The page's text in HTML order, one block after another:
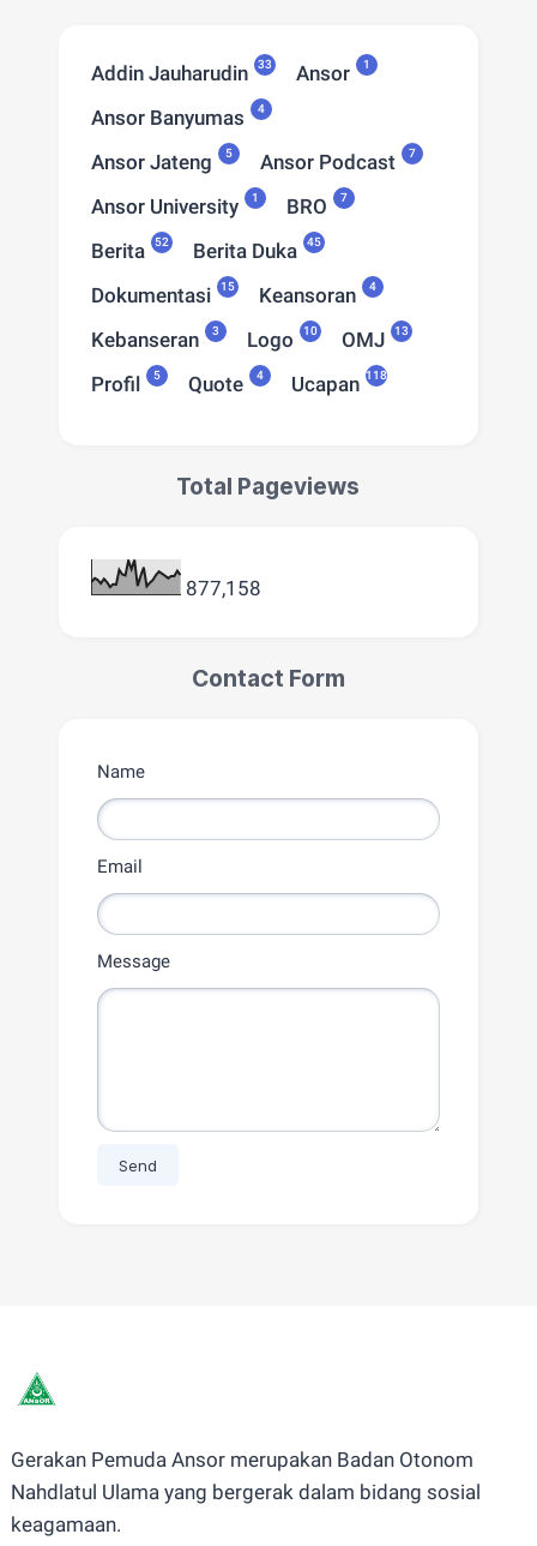
Addin Jauharudin 33 Ansor 1
Ansor Banyumas 4
Ansor Jateng 5 Ansor Podcast 7
Ansor University 1 BRO 7
Berita 52 Berita Duka 45
Dokumentasi 15 Keansoran 4
Kebanseran 3 Logo 10 OMJ 13
Profil 5 Quote 4 Ucapan 118
Total Pageviews
877,158
Contact Form
Name
Email
Message
Gerakan Pemuda Ansor merupakan Badan Otonom
Nahdlatul Ulama yang bergerak dalam bidang sosial
keagamaan.